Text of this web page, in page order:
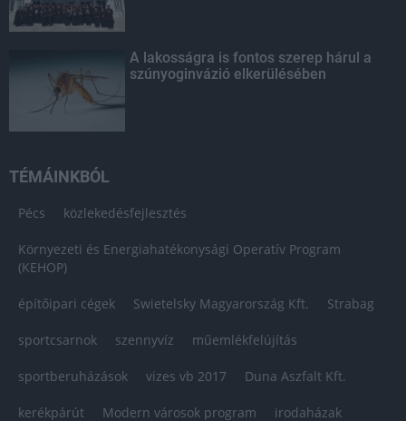
A lakosságra is fontos szerep hárul a
szúnyoginvázió elkerülésében
TÉMÁINKBÓL
Pécs közlekedésfejlesztés
Környezeti és Energiahatékonysági Operatív Program
(KEHOP)
építőipari cégek Swietelsky Magyarország Kft. Strabag
sportcsarnok szennyvíz műemlékfelújítás
sportberuházások vizes vb 2017 Duna Aszfalt Kft.
kerékpárút Modern városok program irodaházak